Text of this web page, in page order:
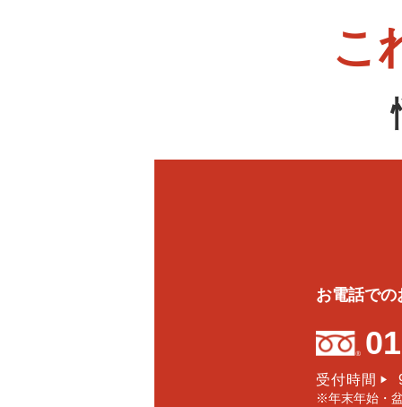
こ
お電話での
受付時間 ▶
※年末年始・